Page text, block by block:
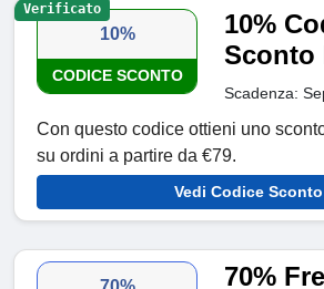
10%
CODICE SCONTO
10%
Sconto
Scadenza:
Con questo codice ottieni uno
su ordini a partire da €79.
Vedi Codice Sconto
Verificato
70%